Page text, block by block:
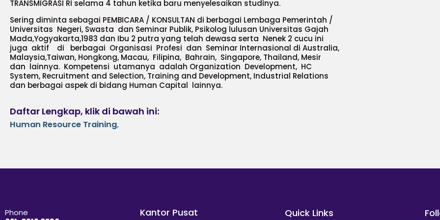
TRANSMIGRASI RI selama 4 tahun ketika baru menyelesaikan studinya.
Sering diminta sebagai PEMBICARA / KONSULTAN di berbagai Lembaga Pemerintah /
Universitas Negeri, Swasta dan Seminar Publik, Psikolog lulusan Universitas Gajah
Mada,Yogyakarta,1983 dan Ibu 2 putra yang telah dewasa serta Nenek 2 cucu ini
juga aktif di berbagai Organisasi Profesi dan Seminar Internasional di Australia,
Malaysia,Taiwan, Hongkong, Macau, Filipina, Bahrain, Singapore, Thailand, Mesir
dan lainnya. Kompetensi utamanya adalah Organization Development, HC
System, Recruitment and Selection, Training and Development, Industrial Relations
dan berbagai aspek di bidang Human Capital lainnya.
Daftar Lengkap, klik di bawah ini:
Human Resource Training,
Phone
Kantor Pusat Quick Links